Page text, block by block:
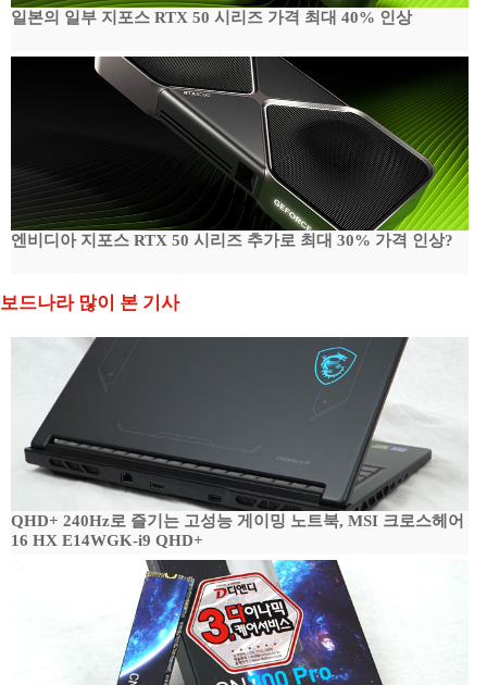
일본의 일부 지포스 RTX 50 시리즈 가격 최대 40% 인상
엔비디아 지포스 RTX 50 시리즈 추가로 최대 30% 가격 인상?
보드나라 많이 본 기사
QHD+ 240Hz로 즐기는 고성능 게이밍 노트북, MSI 크로스헤어
16 HX E14WGK-i9 QHD+